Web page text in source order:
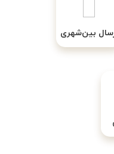
بین‌شهری